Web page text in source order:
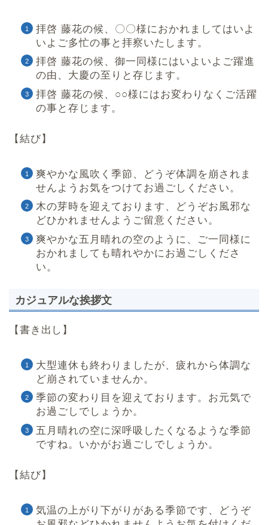
拝啓 藤花の候、〇〇様におかれましてはいよ
いよご多忙の事と拝察いたします。
拝啓 藤花の候、御一同様にはいよいよご躍進
の由、大慶の至りと存じます。
拝啓 藤花の候、○○様にはお変わりなくご活躍
の事と存じます。
【結び】
爽やかな風吹く季節、どうぞ体調を崩されま
せんようお気をつけてお過ごしください。
木の芽時を迎えております、どうぞお風邪な
どひかれませんようご留意ください。
爽やかな五月晴れの空のように、ご一同様に
おかれましても晴れやかにお過ごしくださ
い。
カジュアルな挨拶文
【書き出し】
大型連休も終わりましたが、疲れから体調な
ど崩されていませんか。
季節の変わり目を迎えております。お元気で
お過ごしでしょうか。
五月晴れの空に深呼吸したくなるような季節
ですね。いかがお過ごしでしょうか。
【結び】
気温の上がり下がりがある季節です、どうぞ